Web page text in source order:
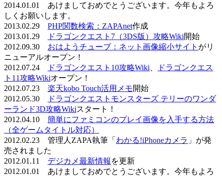
2014.01.01 あけましておめでとうございます。今年もよろ
しくお願いします。
2013.02.29 PHP関数検索：ZAPAnet作成
2013.01.29
ドラゴンクエスト7（3DS版）攻略Wiki開始
2012.09.30 おはようチューブ：ネット画像縮小サイト がリ
ニューアルオープン！
2012.07.24
ドラゴンクエスト10攻略Wiki
ドラゴンクエス
ト11攻略Wikiオープン！
2012.07.23 楽天kobo Touch活用メモ開始
2012.05.30
ドラゴンクエストモンスターズ テリーのワンダ
ーランド3D攻略Wikiスタート！
2012.04.10 簡単にファミコンのプレイ画像を入手する方法
（全ゲームタイトル対応）
2012.02.23 管理人ZAPA執筆「 わかる!iPhoneカメラ 」が発
売されました
2012.01.11 デジカメ最新情報 を更新
2012.01.01 あけましておめでとうございます。今年もよろ